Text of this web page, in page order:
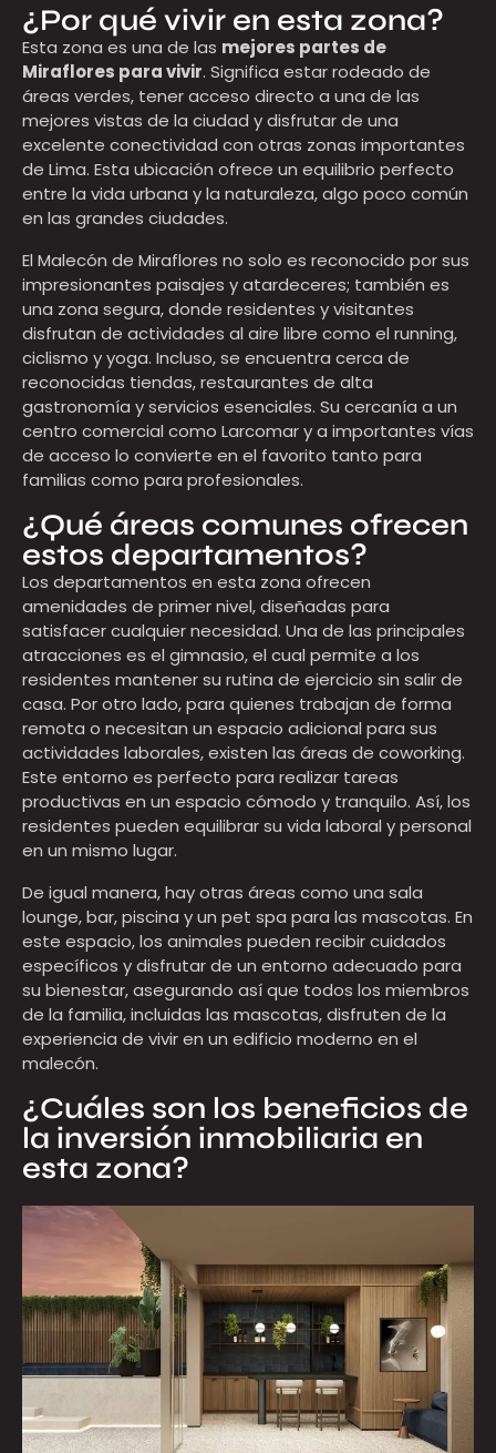
¿Por qué vivir en esta zona?
Esta zona es una de las mejores partes de
Miraflores para vivir. Significa estar rodeado de
áreas verdes, tener acceso directo a una de las
mejores vistas de la ciudad y disfrutar de una
excelente conectividad con otras zonas importantes
de Lima. Esta ubicación ofrece un equilibrio perfecto
entre la vida urbana y la naturaleza, algo poco común
en las grandes ciudades.
El Malecón de Miraflores no solo es reconocido por sus
impresionantes paisajes y atardeceres; también es
una zona segura, donde residentes y visitantes
disfrutan de actividades al aire libre como el running,
ciclismo y yoga. Incluso, se encuentra cerca de
reconocidas tiendas, restaurantes de alta
gastronomía y servicios esenciales. Su cercanía a un
centro comercial como Larcomar y a importantes vías
de acceso lo convierte en el favorito tanto para
familias como para profesionales.
¿Qué áreas comunes ofrecen
estos departamentos?
Los departamentos en esta zona ofrecen
amenidades de primer nivel, diseñadas para
satisfacer cualquier necesidad. Una de las principales
atracciones es el gimnasio, el cual permite a los
residentes mantener su rutina de ejercicio sin salir de
casa. Por otro lado, para quienes trabajan de forma
remota o necesitan un espacio adicional para sus
actividades laborales, existen las áreas de coworking.
Este entorno es perfecto para realizar tareas
productivas en un espacio cómodo y tranquilo. Así, los
residentes pueden equilibrar su vida laboral y personal
en un mismo lugar.
De igual manera, hay otras áreas como una sala
lounge, bar, piscina y un pet spa para las mascotas. En
este espacio, los animales pueden recibir cuidados
específicos y disfrutar de un entorno adecuado para
su bienestar, asegurando así que todos los miembros
de la familia, incluidas las mascotas, disfruten de la
experiencia de vivir en un edificio moderno en el
malecón.
¿Cuáles son los beneficios de
la inversión inmobiliaria en
esta zona?